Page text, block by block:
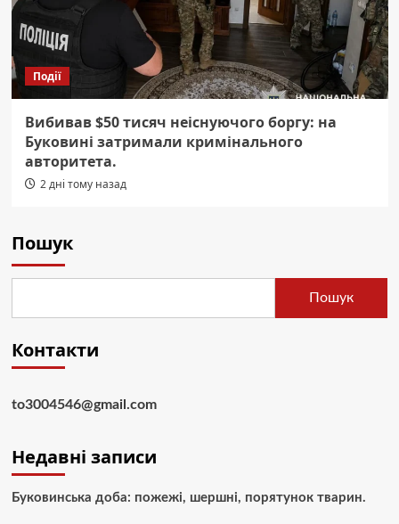
Події
Вибивав $50 тисяч неіснуючого боргу: на
Буковині затримали кримінального
авторитета.
2 дні тому назад
Пошук
Пошук
Контакти
to3004546@gmail.com
Недавні записи
Буковинська доба: пожежі, шершні, порятунок тварин.